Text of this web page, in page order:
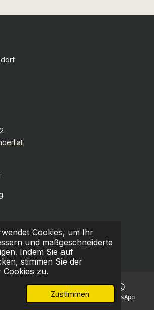
Cookies, um Ihr
und maßgeschneiderte
Indem Sie auf
stimmen Sie der
zu.
Zustimmen
Karte WhatsApp